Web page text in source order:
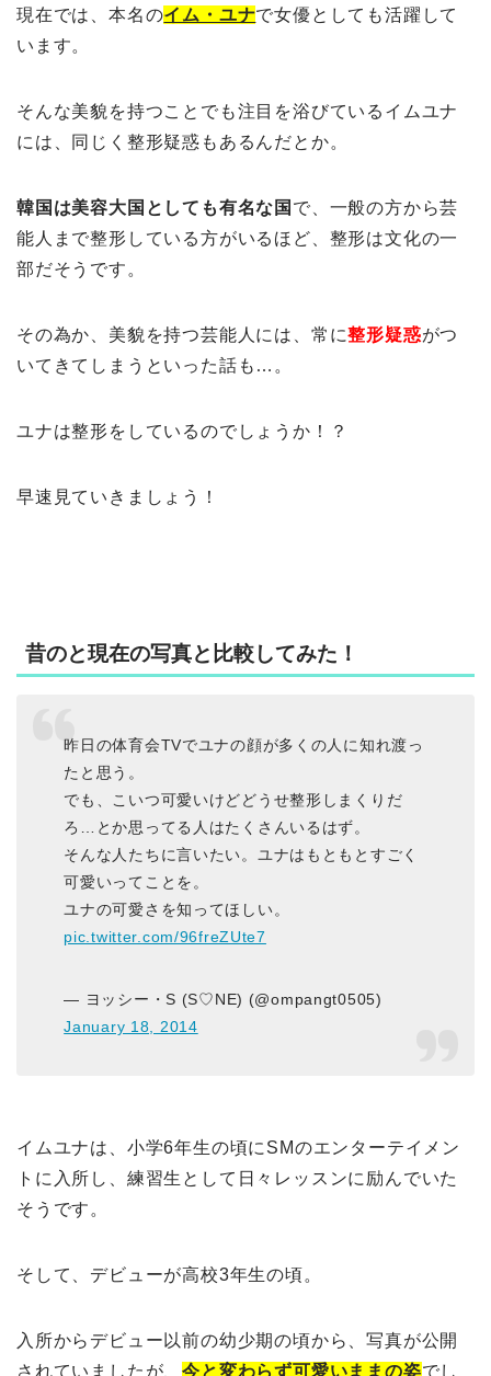
現在では、本名のイム・ユナで女優としても活躍して
います。
そんな美貌を持つことでも注目を浴びているイムユナ
には、同じく整形疑惑もあるんだとか。
韓国は美容大国としても有名な国 で、一般の方から芸
能人まで整形している方がいるほど、整形は文化の一
部だそうです。
その為か、美貌を持つ芸能人には、常に整形疑惑がつ
いてきてしまうといった話も…。
ユナは整形をしているのでしょうか！？
早速見ていきましょう！
昔のと現在の写真と比較してみた！
昨日の体育会TVでユナの顔が多くの人に知れ渡っ
たと思う。
でも、こいつ可愛いけどどうせ整形しまくりだ
ろ…とか思ってる人はたくさんいるはず。
そんな人たちに言いたい。ユナはもともとすごく
可愛いってことを。
ユナの可愛さを知ってほしい。
pic.twitter.com/96freZUte7
— ヨッシー・S (S♡NE) (@ompangt0505)
January 18, 2014
イムユナは、小学6年生の頃にSMのエンターテイメン
トに入所し、練習生として日々レッスンに励んでいた
そうです。
そして、デビューが高校3年生の頃。
入所からデビュー以前の幼少期の頃から、写真が公開
されていましたが、今と変わらず可愛いままの姿でし